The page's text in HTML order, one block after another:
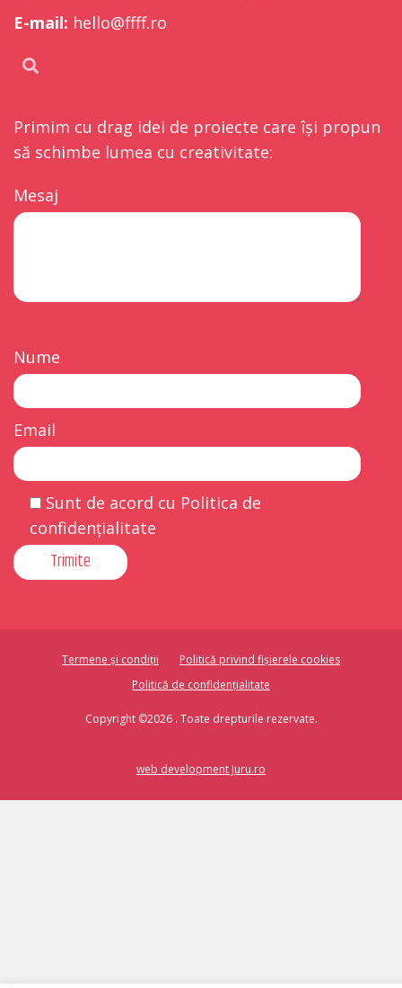
E-mail: hello@ffff.ro
Primim cu drag idei de proiecte care își propun
să schimbe lumea cu creativitate:
Mesaj
Nume
Email
Sunt de acord cu Politica de
confidențialitate
Termene și condiții
Politică privind fișierele cookies
Politică de confidențialitate
Copyright ©2026 . Toate drepturile rezervate.
web development Juru.ro